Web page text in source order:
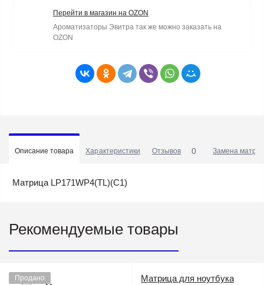
Перейти в магазин на OZON
Ароматизаторы Эвитра так же можно заказать на
OZON
Описание товара Характеристики Отзывов 0 Замена
Матрица LP171WP4(TL)(C1)
Рекомендуемые товары
Продано
Матрица для ноутбука